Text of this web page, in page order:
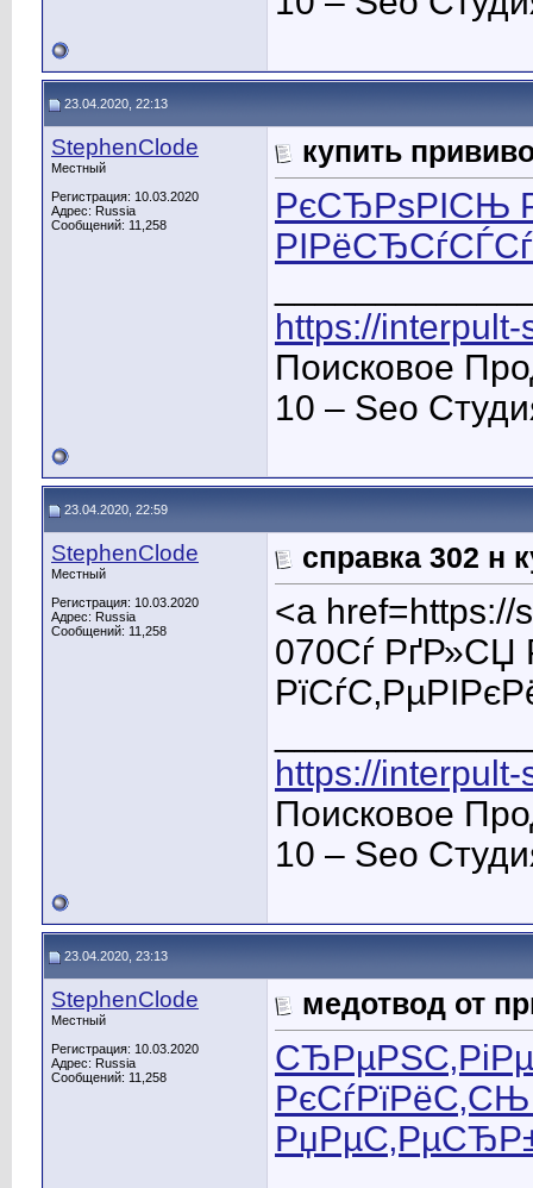
23.04.2020, 22:13
StephenClode
Местный
Регистрация: 10.03.2020
Адрес: Russia
Сообщений: 11,258
купить
РєСЂРѕРІСЊ
https://
Поисковое
10 – Seo
23.04.2020, 22:59
StephenClode
Местный
Регистрация: 10.03.2020
Адрес: Russia
Сообщений: 11,258
справка 302 н
<a href=https://
070Сѓ
https://
Поисковое
10 – Seo
23.04.2020, 23:13
StephenClode
Местный
Регистрация: 10.03.2020
Адрес: Russia
Сообщений: 11,258
медотвод от